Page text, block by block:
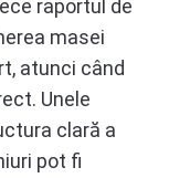
raportul de
masei
atunci când
Unele
clară a
pot fi